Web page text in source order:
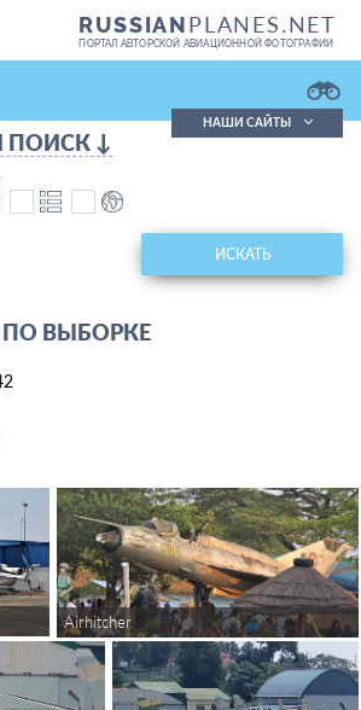
RUSSIANPLANES.NET
ПОРТАЛ АВТОРСКОЙ АВИАЦИОННОЙ ФОТОГРАФИИ
Поиск в реестре
Кратко
Подробно
НАШИ САЙТЫ
Airhitcher
↓
ИСКАТЬ
ПО ВЫБОРКЕ